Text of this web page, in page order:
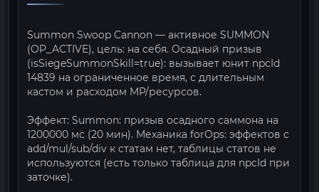
Summon Swoop Cannon — активное SUMMON
(OP_ACTIVE), цель: на себя. Осадный призыв
(isSiegeSummonSkill=true): вызывает юнит npcId
14839 на ограниченное время, с длительным
кастом и расходом MP/ресурсов.
Эффект: Summon: призыв осадного саммона на
1200000 мс (20 мин). Механика forOps: эффектов с
add/mul/sub/div к статам нет, таблицы статов не
используются (есть только таблица для npcId при
заточке).